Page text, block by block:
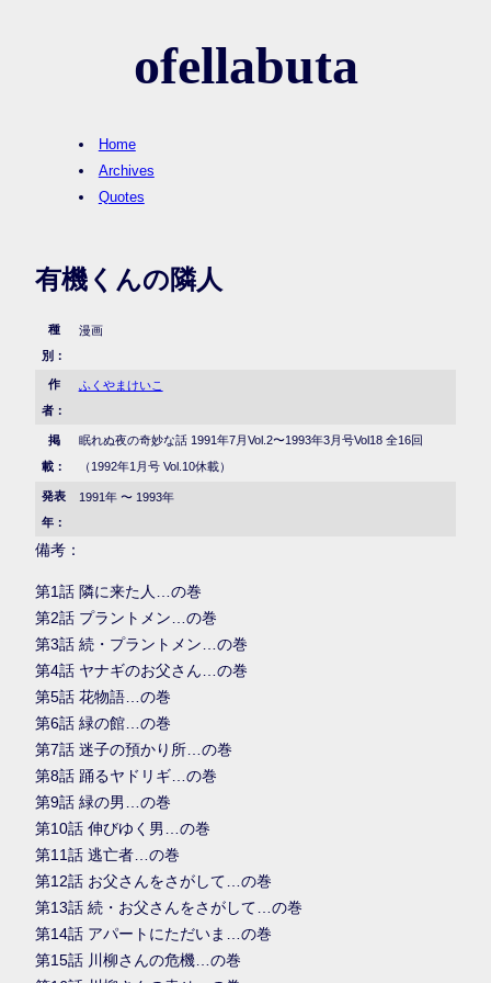
ofellabuta
Home
Archives
Quotes
有機くんの隣人
種
別：
漫画
作
者：
ふくやまけいこ
掲
載：
眠れぬ夜の奇妙な話 1991年7月Vol.2〜1993年3月号Vol18 全16回
（1992年1月号 Vol.10休載）
発表
年：
1991年 〜 1993年
備考：
第1話 隣に来た人…の巻
第2話 プラントメン…の巻
第3話 続・プラントメン…の巻
第4話 ヤナギのお父さん…の巻
第5話 花物語…の巻
第6話 緑の館…の巻
第7話 迷子の預かり所…の巻
第8話 踊るヤドリギ…の巻
第9話 緑の男…の巻
第10話 伸びゆく男…の巻
第11話 逃亡者…の巻
第12話 お父さんをさがして…の巻
第13話 続・お父さんをさがして…の巻
第14話 アパートにただいま…の巻
第15話 川柳さんの危機…の巻